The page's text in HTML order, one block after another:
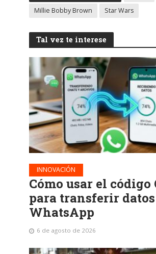
Millie Bobby Brown
Star Wars
Tal vez te interese
INNOVACIÓN
Cómo usar el código
para transferir
WhatsApp
6 de agosto de 2026